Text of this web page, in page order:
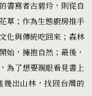
書寫者古碧玲，則從自
草；作為生態廚房推手
化與傳統吃回來；森林
始，擁抱自然；最後，
為了想要親眼看見書上
出山林，找回台灣的